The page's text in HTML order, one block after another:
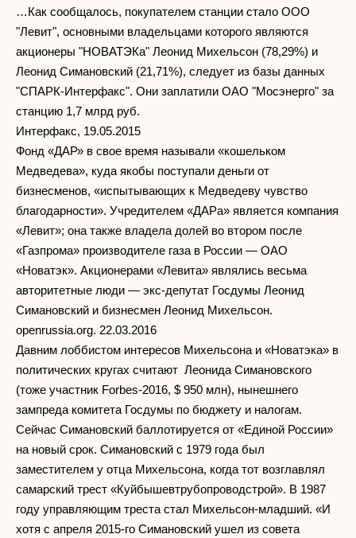
…Как сообщалось, покупателем станции стало ООО
"Левит", основными владельцами которого являются
акционеры "НОВАТЭКа" Леонид Михельсон (78,29%) и
Леонид Симановский (21,71%), следует из базы данных
"СПАРК-Интерфакс". Они заплатили ОАО "Мосэнерго" за
станцию 1,7 млрд руб.
Интерфакс, 19.05.2015
Фонд «ДАР» в свое время называли «кошельком
Медведева», куда якобы поступали деньги от
бизнесменов, «испытывающих к Медведеву чувство
благодарности». Учредителем «ДАРа» является компания
«Левит»; она также владела долей во втором после
«Газпрома» производителе газа в России — ОАО
«Новатэк». Акционерами «Левита» являлись весьма
авторитетные люди — экс-депутат Госдумы Леонид
Симановский и бизнесмен Леонид Михельсон.
openrussia.org. 22.03.2016
Давним лоббистом интересов Михельсона и «Новатэка» в
политических кругах считают Леонида Симановского
(тоже участник Forbes-2016, $ 950 млн), нынешнего
зампреда комитета Госдумы по бюджету и налогам.
Сейчас Симановский баллотируется от «Единой России»
на новый срок. Симановский с 1979 года был
заместителем у отца Михельсона, когда тот возглавлял
самарский трест «Куйбышевтрубопроводстрой». В 1987
году управляющим треста стал Михельсон-младший. «И
хотя с апреля 2015-го Симановский ушел из совета